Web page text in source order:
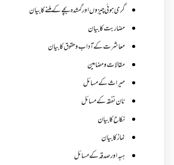
گری ہوئی چیزوں اورگمشدہ بچے کے ملنے کا بیان
مضاربت کا بیان
معاشرت کے آداب و حقوق کا بیان
مقالات ومضامین
میراث کے مسائل
نان نفقہ کے مسائل
نکاح کا بیان
نماز کا بیان
ہبہ اور صدقہ کے مسائل